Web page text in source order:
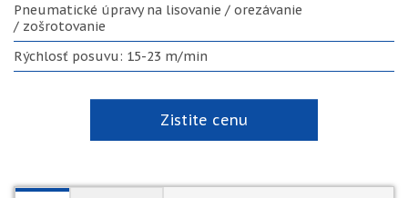
Pneumatické úpravy na lisovanie / orezávanie
/ zošrotovanie
Rýchlosť posuvu: 15-23 m/min
Zistite cenu